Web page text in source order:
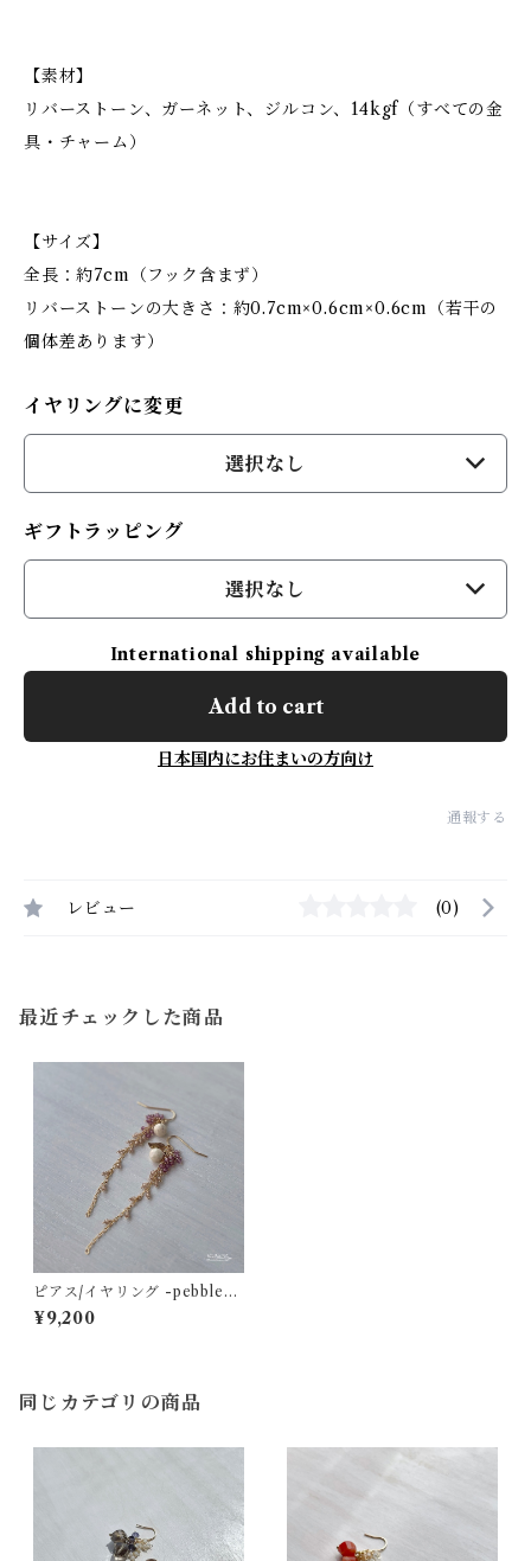
【素材】
リバーストーン、ガーネット、ジルコン、14kgf（すべての金
具・チャーム）
【サイズ】
全長：約7cm（フック含まず）
リバーストーンの大きさ：約0.7cm×0.6cm×0.6cm（若干の
個体差あります）
イヤリングに変更
選択なし
ギフトラッピング
選択なし
International shipping available
Add to cart
日本国内にお住まいの方向け
通報する
レビュー (0)
最近チェックした商品
ピアス/イヤリング -pebbles
on the seaside- リバースト
ーン×ガーネット×ジルコン 14
¥9,200
同じカテゴリの商品